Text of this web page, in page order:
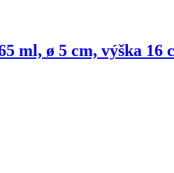
ml, ø 5 cm, výška 16